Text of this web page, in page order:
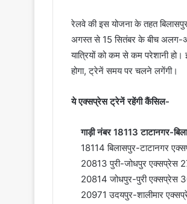
रेलवे की इस योजना के तहत
अगस्त से 15 सितंबर के बीच अलग-
यात्रियों को कम से कम परेशानी
होगा, ट्रेनें समय पर चलने लगेंगी।
ये एक्सप्रेस ट्रेनें रहेंगी कैंसिल-
गाड़ी नंबर 18113 टाटानगर-
18114 बिलासपुर-टाटानगर
20813 पुरी-जोधपुर एक्सप्रेस
20814 जोधपुर-पुरी एक्सप्रेस
20971 उदयपुर-शालीमार